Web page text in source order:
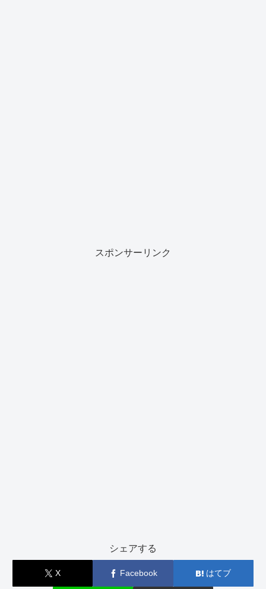
スポンサーリンク
シェアする
X Facebook はてブ